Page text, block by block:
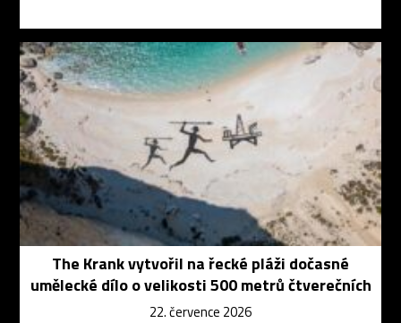
The Krank vytvořil na řecké pláži dočasné
umělecké dílo o velikosti 500 metrů čtverečních
22. července 2026